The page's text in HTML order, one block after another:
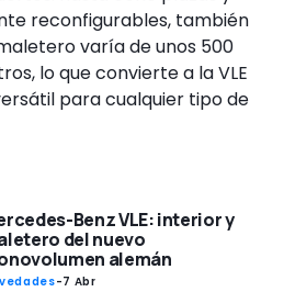
reconfigurables, también
varía de unos 500
lo que convierte a la VLE
para cualquier tipo de
Benz VLE: interior y
del nuevo
alemán
-7 Abr